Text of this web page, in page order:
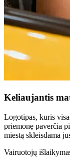
Keliaujantis
Logotipas, kuris
priemonę paverčia
miestą skleisdama
Vairuotojų